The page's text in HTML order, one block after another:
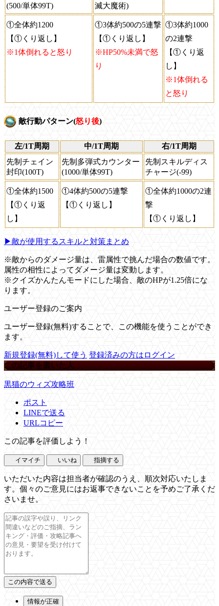
(500/単体99T)
滅大魔術)
①全体約1200
【①くり返し】
※1体倒れると怒り
①3体約500の5連撃
【①くり返し】
※HP50%未満で怒
り
①3体約1000
の2連撃
【①くり返
し】
※1体倒れる
と怒り
敵行動パターン(怒り後)
左/1T周期 中/1T周期
右/1T周期
先制チェイン
封印(100T)
先制多弾式カウンター
(1000/単体99T)
先制スキルディス
チャージ(-99)
①全体約1500
【①くり返
し】
①4体約500の5連撃
【①くり返し】
①全体約1000の2連
撃
【①くり返し】
▶敵が使用するスキルと対策まとめ
※敵からのダメージ量は、雷属性で挑んだ場合の数値です。
属性の相性によってダメージ量は変動します。
※クイズかんたんモードにした場合、敵のHPが1.25倍にな
ります。
ユーザー登録のご案内
ユーザー登録(無料)することで、この機能を使うことができ
ます。
新規登録(無料)して使う 登録済みの方はログイン
この記事を書いた人
黒猫のウィズ攻略班
ポスト
LINEで送る
URLコピー
この記事を評価しよう！
イマイチ いいね 指摘する
いただいた内容は担当者が確認のうえ、順次対応いたしま
す。個々のご意見にはお返事できないことを予めご了承くだ
さいませ。
情報が正確